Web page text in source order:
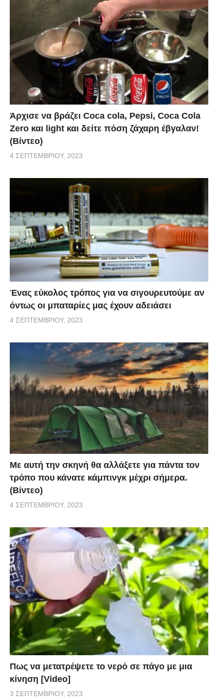
Άρχισε να βράζει Coca cola, Pepsi, Coca Cola
Zero και light και δείτε πόση ζάχαρη έβγαλαν!
(Βίντεο)
4 ΣΕΠΤΕΜΒΡΊΟΥ, 2023
Ένας εύκολος τρόπος για να σιγουρευτούμε αν
όντως οι μπαταρίες μας έχουν αδειάσει
4 ΣΕΠΤΕΜΒΡΊΟΥ, 2023
Με αυτή την σκηνή θα αλλάξετε για πάντα τον
τρόπο που κάνατε κάμπινγκ μέχρι σήμερα.
(Βίντεο)
4 ΣΕΠΤΕΜΒΡΊΟΥ, 2023
Πως να μετατρέψετε το νερό σε πάγο με μια
κίνηση [Video]
3 ΣΕΠΤΕΜΒΡΊΟΥ, 2023